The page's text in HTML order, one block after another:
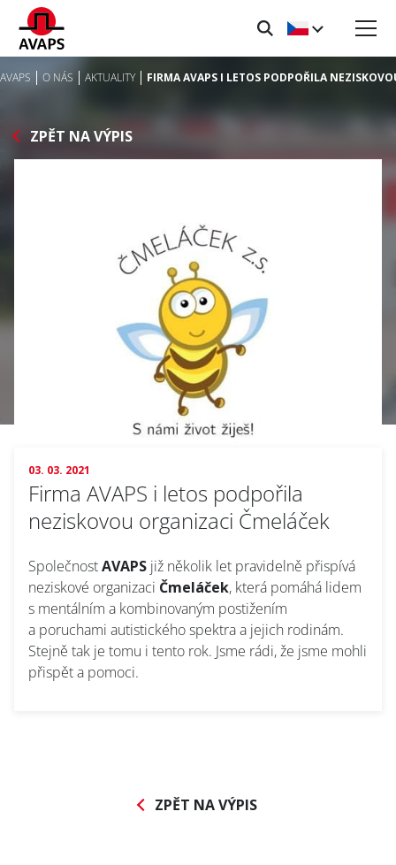
AVAPS O NÁS AKTUALITY FIRMA AVAPS I LETOS PODPOŘILA
ZPĚT NA VÝPIS
03. 03. 2021
Firma AVAPS i letos podpořila
neziskovou organizaci Čmeláček
SpolečnostAVAPS již několik let pravidelně přispívá
neziskové organizaci Čmeláček, která pomáhá lidem
s mentálním a kombinovaným postižením
a poruchami autistického spektra a jejich rodinám.
Stejně tak je tomu i tento rok. Jsme rádi, že jsme mohli
přispět a pomoci.
ZPĚT NA VÝPIS